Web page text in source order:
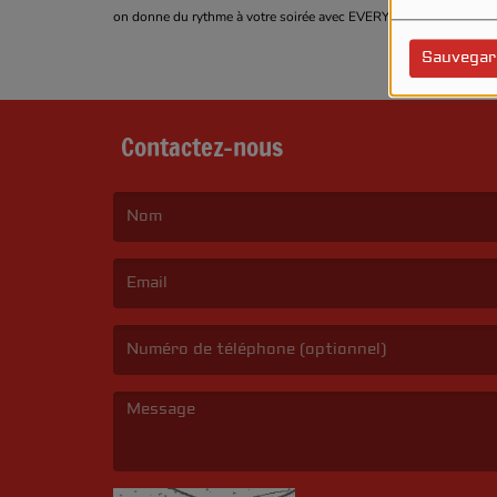
on donne du rythme à votre soirée avec EVERYBODY DANCE
Contactez-nous